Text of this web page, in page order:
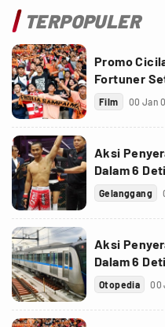
TERPOPULER
Promo
Fortuner
Film 00 Jan
Aksi
Dalam 6
Gelanggang
Aksi
Dalam 6
Otopedia 00